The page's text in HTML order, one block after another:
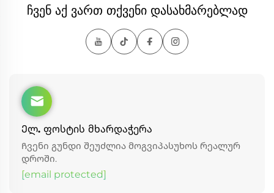
ᲩᲕᲔᲜ ᲐᲥ ᲕᲐᲠᲗ ᲗᲥᲕᲔᲜᲘ ᲓᲐᲡᲐᲮᲛᲐᲠᲔᲑᲚᲐᲓ
Ელ. ფოსტის მხარდაჭერა
Ჩვენი გუნდი შეუძლია მოგვიპასუხოს რეალურ
დროში.
[email protected]